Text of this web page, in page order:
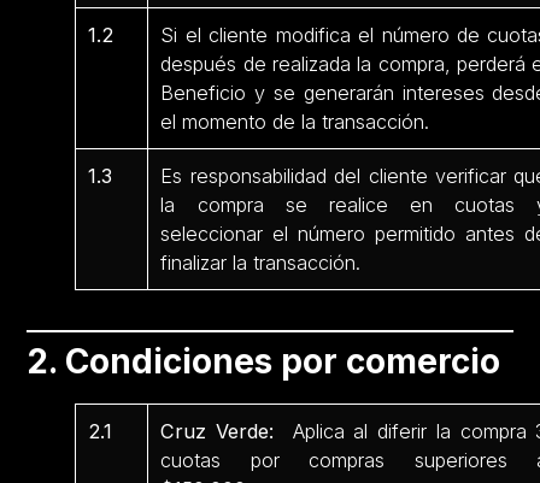
1.2
Si el cliente modifica el número de
después de realizada la compra, perderá
Beneficio y se generarán intereses
el momento de la transacción.
1.3
Es responsabilidad del cliente verificar
la compra se realice en cuotas
seleccionar el número permitido antes
finalizar la transacción.
2. Condiciones por comercio
2.1 Cruz Verde: Aplica al diferir la compra
cuotas por compras superiores